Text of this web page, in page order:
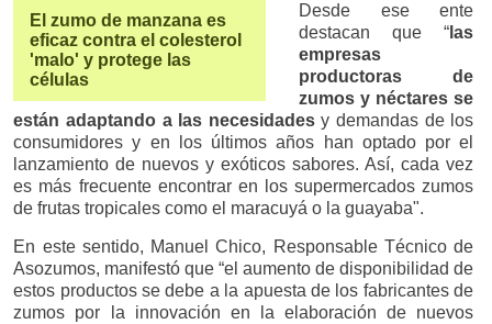
El zumo de manzana es
eficaz contra el colesterol
'malo' y protege las
células
Desde ese ente
destacan que “ las
empresas
productoras de
zumos y néctares se
están adaptando a las necesidadesy demandas de los
consumidores y en los últimos años han optado por el
lanzamiento de nuevos y exóticos sabores. Así, cada vez
es más frecuente encontrar en los supermercados zumos
de frutas tropicales como el maracuyá o la guayaba".
En este sentido, Manuel Chico, Responsable Técnico de
Asozumos, manifestó que “el aumento de disponibilidad de
estos productos se debe a la apuesta de los fabricantes de
zumos por la innovación en la elaboración de nuevos